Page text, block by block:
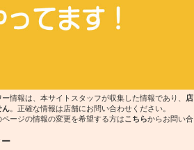
情報は、本サイトスタッフが収集した情報であり、 店
ん 。正確な情報は店舗にお問い合わせください。
ージの情報の変更を希望する方はこちらからお問い合